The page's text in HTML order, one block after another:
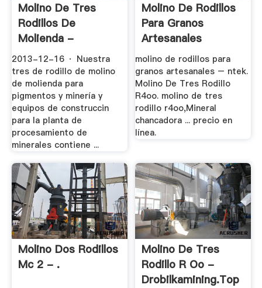
Molino De Tres
Rodillos De
Molienda -
YouTube
2013-12-16 · Nuestra
tres de rodillo de molino
de molienda para
pigmentos y minería y
equipos de construccin
para la planta de
procesamiento de
minerales contiene ...
Molino De Rodillos
Para Granos
Artesanales
molino de rodillos para
granos artesanales – ntek.
Molino De Tres Rodillo
R4oo. molino de tres
rodillo r4oo,Mineral
chancadora ... precio en
línea.
Molino Dos Rodillos
Mc 2 - .
Molino De Tres
Rodillo R Oo -
Drobilkamining.top